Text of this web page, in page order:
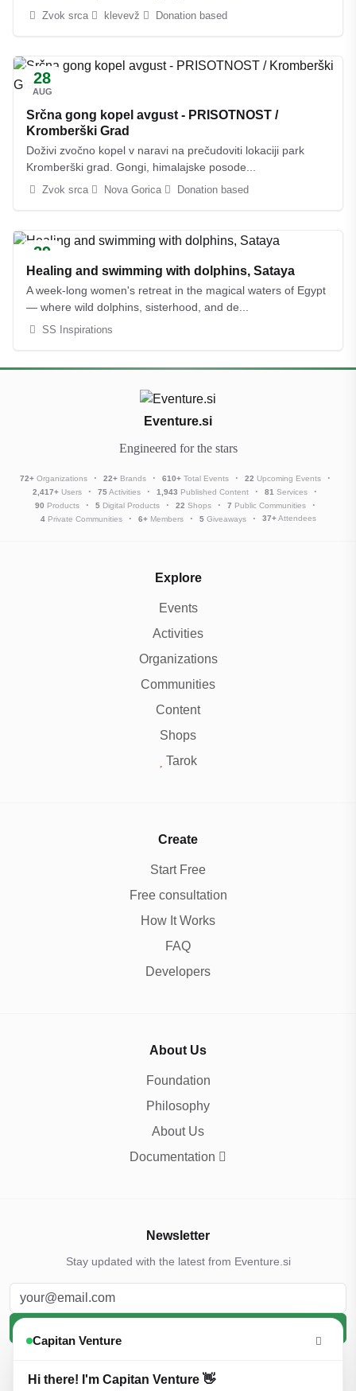
Zvok srca klevevž Donation based
28
AUG
Srčna gong kopel avgust - PRISOTNOST /
Kromberški Grad
Doživi zvočno kopel v naravi na prečudoviti lokaciji park
Kromberški grad. Gongi, himalajske posode...
Zvok srca Nova Gorica Donation based
29
AUG
Healing and swimming with dolphins, Sataya
A week-long women's retreat in the magical waters of Egypt
— where wild dolphins, sisterhood, and de...
SS Inspirations
Eventure.si
Engineered for the stars
72+Organizations 22+Brands 610+Total Events 22 Upcoming Events
2,417+ Users 75Activities 1,943 Published Content 81 Services
90 Products 5Digital Products 22 Shops 7 Public Communities
4Private Communities 6+Members 5Giveaways 37+Attendees
Explore
Events
Activities
Organizations
Communities
Content
Shops
Tarok
Create
Start Free
Free consultation
How It Works
FAQ
Developers
About Us
Foundation
Philosophy
About Us
Documentation
Newsletter
Stay updated with the latest from Eventure.si
Conditions
Capitan Venture
Hi there! I'm Capitan Venture 👋